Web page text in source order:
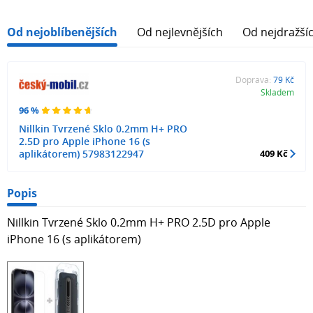
Od nejoblíbenějších Od nejlevnějších Od
96 %
Nillkin Tvrzené Sklo 0.2mm H+ PRO
2.5D pro Apple iPhone 16 (s
aplikátorem) 57983122947
Doprava: 79 Kč
Skladem
409 Kč
Popis
Nillkin Tvrzené Sklo 0.2mm H+ PRO 2.5D pro Apple
iPhone 16 (s aplikátorem)